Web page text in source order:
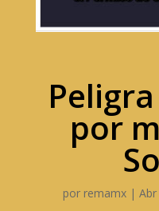
por
por remamx|